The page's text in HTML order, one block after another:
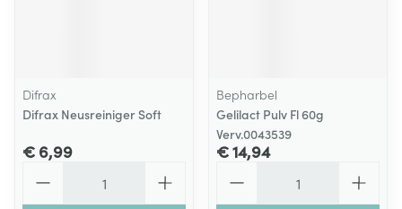
Difrax
Difrax Neusreiniger Soft
€ 6,99
Bepharbel
Gelilact Pulv Fl 60g
Verv.0043539
€ 14,94